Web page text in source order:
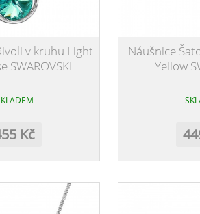
v kruhu Light
SWAROVSKI
Kč
Náušnice
Yellow